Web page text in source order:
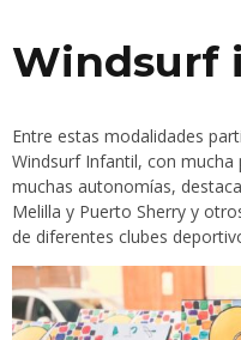
Windsurf
Entre estas modalidades
Windsurf Infantil, con mucha
muchas autonomías,
Melilla y Puerto Sherry y
de diferentes clubes